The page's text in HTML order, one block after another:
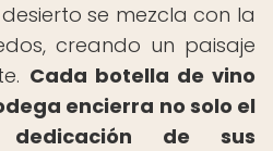
se mezcla con la
creando un paisaje
Cada botella de vino
encierra no solo el
de sus